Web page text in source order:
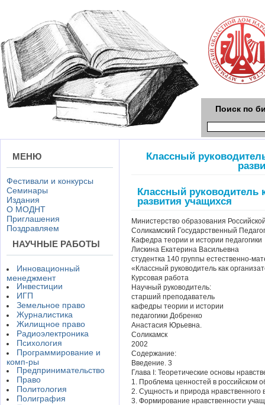
Поиск по
МЕНЮ
Фестивали и конкурсы
Семинары
Издания
О МОДНТ
Приглашения
Поздравляем
НАУЧНЫЕ РАБОТЫ
Инновационный
менеджмент
Инвестиции
ИГП
Земельное право
Журналистика
Жилищное право
Радиоэлектроника
Психология
Программирование и
комп-ры
Предпринимательство
Право
Политология
Полиграфия
Классный
Классный руководитель
развития учащихся
Министерство образования
Соликамский Государственный
Кафедра теории и истории педагогики
Лискина Екатерина Васильевна
студентка 140 группы естественно-
«Классный руководитель как
Курсовая работа
Научный руководитель:
старший преподаватель
кафедры теории и истории
педагогики Добренко
Анастасия Юрьевна.
Соликамск
2002
Содержание:
Введение. 3
Глава I: Теоретические основы
1. Проблема ценностей в российском
2. Сущность и природа нравственного
3. Формирование нравственности